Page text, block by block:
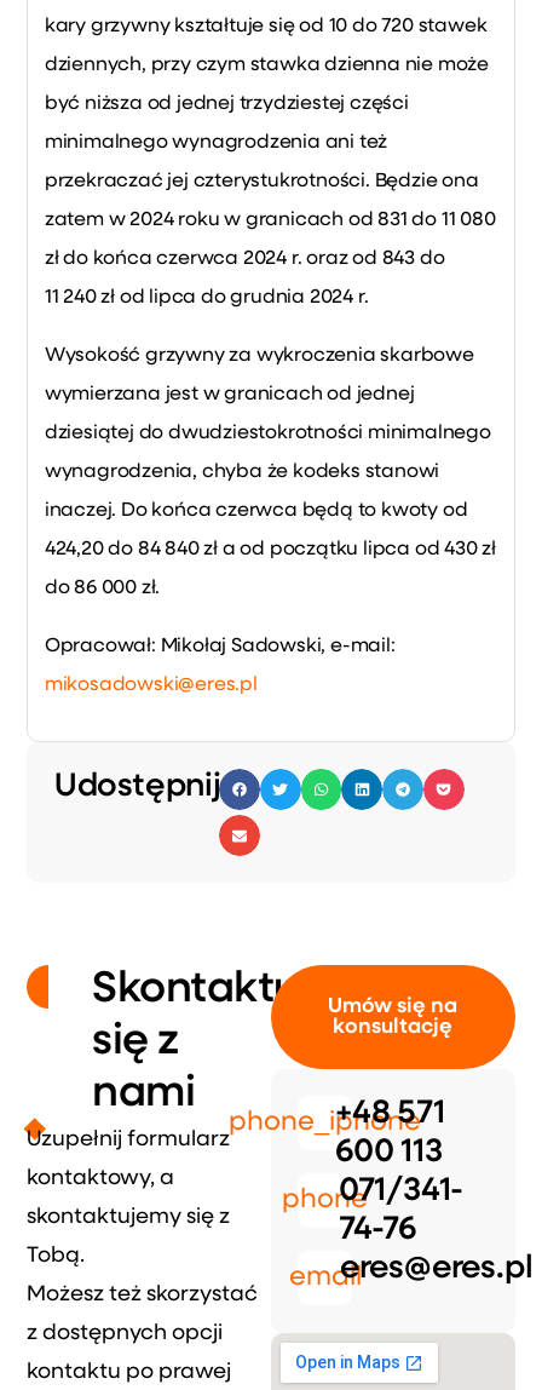
kary grzywny kształtuje się od 10 do 720 stawek
dziennych, przy czym stawka dzienna nie może
być niższa od jednej trzydziestej części
minimalnego wynagrodzenia ani też
przekraczać jej czterystukrotności. Będzie ona
zatem w 2024 roku w granicach od 831 do 11 080
zł do końca czerwca 2024 r. oraz od 843 do
11 240 zł od lipca do grudnia 2024 r.
Wysokość grzywny za wykroczenia skarbowe
wymierzana jest w granicach od jednej
dziesiątej do dwudziestokrotności minimalnego
wynagrodzenia, chyba że kodeks stanowi
inaczej. Do końca czerwca będą to kwoty od
424,20 do 84 840 zł a od początku lipca od 430 zł
do 86 000 zł.
Opracował: Mikołaj Sadowski, e-mail:
mikosadowski@eres.pl
Udostępnij:
Skontaktuj
się z
nami
Uzupełnij formularz
kontaktowy, a
skontaktujemy się z
Tobą.
Możesz też skorzystać
z dostępnych opcji
kontaktu po prawej
Umów się na
konsultację
phone_iphone
+48 571
600 113
phone071/341-
74-76
emaileres@eres.pl